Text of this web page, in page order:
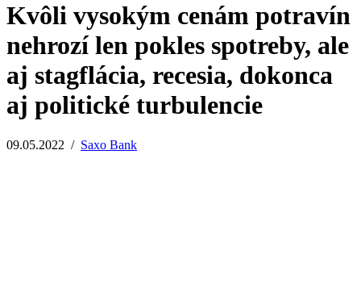
Kvôli vysokým cenám potravín
nehrozí len pokles spotreby, ale
aj stagflácia, recesia, dokonca
aj politické turbulencie
09.05.2022 / Saxo Bank